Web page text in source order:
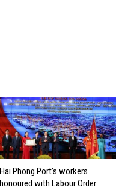
Hai Phong Port’s workers
honoured with Labour Order